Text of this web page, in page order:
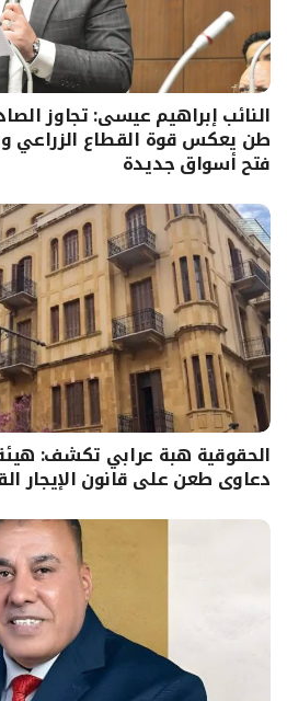
طن يعكس قوة القطاع الزراعي
فتح أسواق جديدة
دعاوى طعن على قانون الإيجار